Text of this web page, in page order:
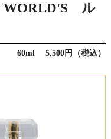
WORLD'S ル
60ml 5,500円（税込）